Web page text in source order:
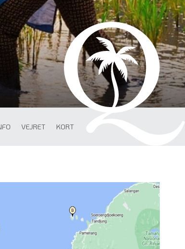
VEJRET KORT